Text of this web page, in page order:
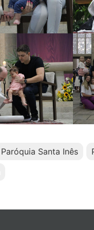
Paróquia Santa Inês